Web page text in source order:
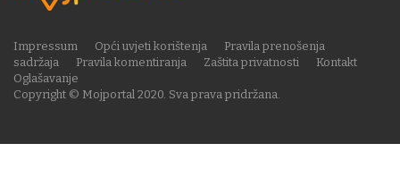
Copyright © Mojportal 2020. Sva prava pridržana.
Impressum Opći uvjeti korištenja
Pravila prenošenja
sadržaja
Pravila komentiranja Zaštita privatnosti
Kontakt
Oglašavanje